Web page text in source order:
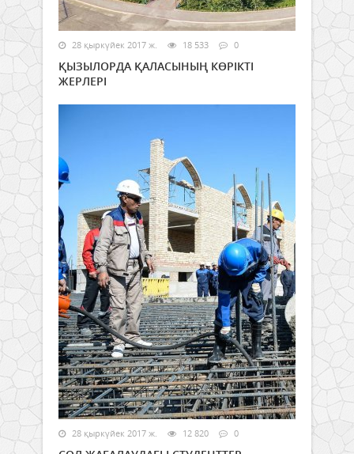
28 қыркүйек 2017 ж. 18 533 0
ҚЫЗЫЛОРДА ҚАЛАСЫНЫҢ КӨРІКТІ
ЖЕРЛЕРІ
28 қыркүйек 2017 ж. 12 820 0